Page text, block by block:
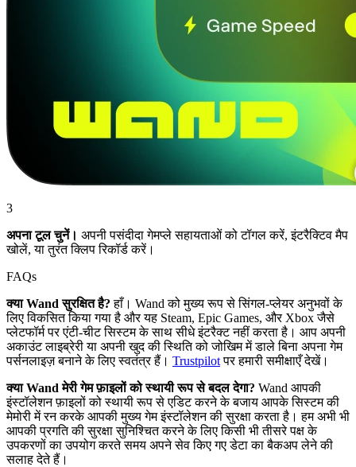
3
अपना टूल चुनें। अपनी पसंदीदा गेमप्ले सहायताओं को टॉगल करें, इंटरैक्टिव मैप
खोलें, या तुरंत क्लिप रिकॉर्ड करें।
FAQs
क्या Wand सुरक्षित है? हाँ। Wand को मुख्य रूप से सिंगल-प्लेयर अनुभवों के
लिए विकसित किया गया है और यह Steam, Epic Games, और Xbox जैसे
प्लेटफॉर्म पर एंटी-चीट सिस्टम के साथ सीधे इंटरैक्ट नहीं करता है। आप अपनी
अकाउंट लाइब्रेरी या अपनी खुद की स्थिति को जोखिम में डाले बिना अपना गेम
पर्सनलाइज़ बनाने के लिए स्वतंत्र हैं। Trustpilotपर हमारी समीक्षाएँ देखें।
क्या Wand मेरी गेम फ़ाइलों को स्थायी रूप से बदल देगा? Wand आपकी
इंस्टॉलेशन फ़ाइलों को स्थायी रूप से एडिट करने के बजाय आपके सिस्टम की
मेमोरी में रन करके आपकी मुख्य गेम इंस्टॉलेशन की सुरक्षा करता है। हम अभी भी
आपकी प्रगति की सुरक्षा सुनिश्चित करने के लिए किसी भी तीसरे पक्ष के
उपकरणों का उपयोग करते समय अपने सेव किए गए डेटा का बैकअप लेने की
सलाह देते हैं।